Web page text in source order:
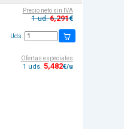
Precio neto sin IVA
1 ud.6,291€
Uds.
Ofertas especiales
1 uds. 5,482€/u